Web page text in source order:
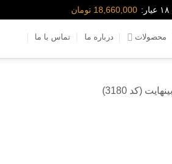
18,660,000 تومان
محصولات درباره ما تماس با ما